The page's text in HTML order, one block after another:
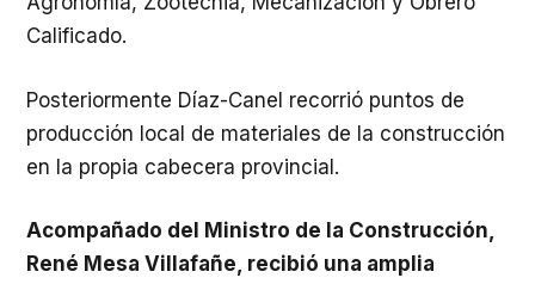
Calificado.
Posteriormente Díaz-Canel recorrió puntos de
producción local de materiales de la construcción
en la propia cabecera provincial.
Acompañado del Ministro de la Construcción,
René Mesa Villafañe, recibió una amplia